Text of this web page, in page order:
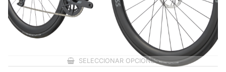
SELECCIONAR OPCIONES